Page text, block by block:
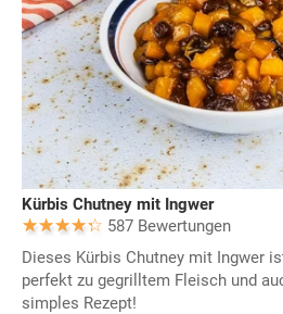
Kürbis Chutney mit Ingwer
587 Bewertungen
Dieses Kürbis Chutney mit Ingwer
perfekt zu gegrilltem Fleisch und
simples Rezept!